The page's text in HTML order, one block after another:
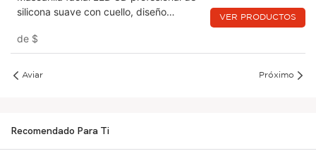
silicona suave con cuello, diseño
de $
VER PRODUCTOS
Aviar Próximo
Recomendado Para Ti